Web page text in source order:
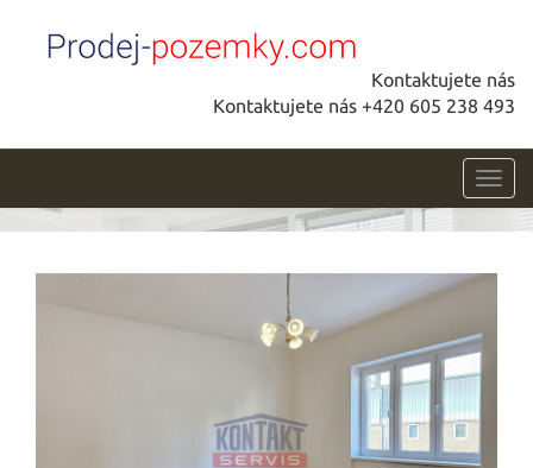
Kontaktujete nás
Kontaktujete nás +420 605 238 493